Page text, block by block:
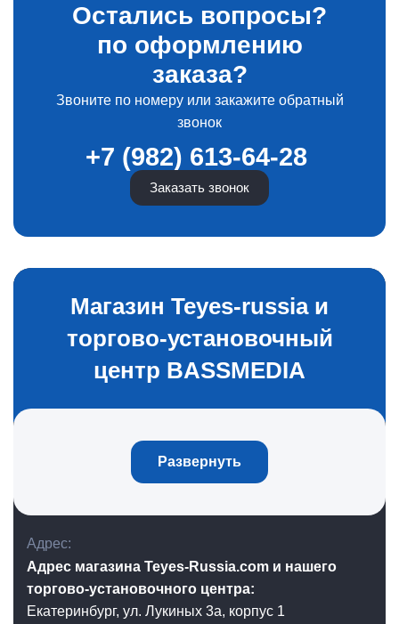
Остались вопросы?
по оформлению
заказа?
Звоните по номеру или закажите обратный
звонок
+7 (982) 613-64-28
Заказать звонок
Магазин Teyes-russia и
торгово-установочный
центр BASSMEDIA
Развернуть
Адрес
Адрес магазина Teyes-Russia.com и нашего
торгово-установочного центра:
Екатеринбург, ул. Лукиных 3а, корпус 1